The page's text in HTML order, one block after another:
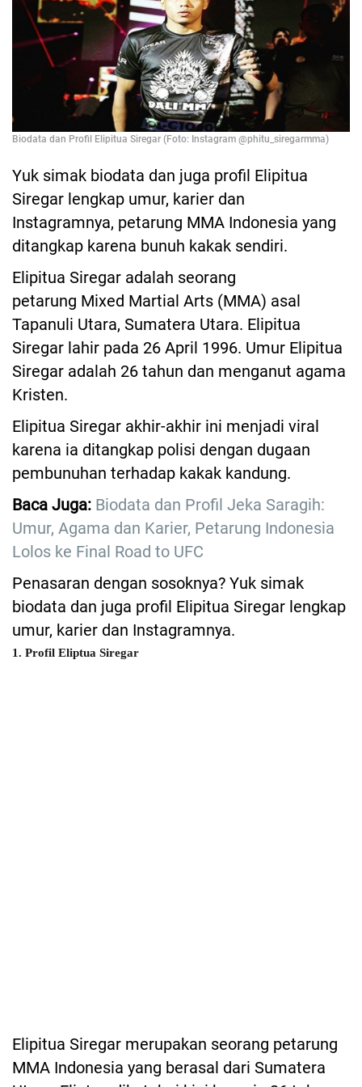
Biodata dan Profil Elipitua Siregar (Foto: Instagram @phitu_siregarmma)
Yuk simak biodata dan juga profil Elipitua
Siregar lengkap umur, karier dan
Instagramnya, petarung MMA Indonesia yang
ditangkap karena bunuh kakak sendiri.
Elipitua Siregar adalah seorang
petarung Mixed Martial Arts (MMA) asal
Tapanuli Utara, Sumatera Utara. Elipitua
Siregar lahir pada 26 April 1996. Umur Elipitua
Siregar adalah 26 tahun dan menganut agama
Kristen.
Elipitua Siregar akhir-akhir ini menjadi viral
karena ia ditangkap polisi dengan dugaan
pembunuhan terhadap kakak kandung.
Baca Juga: Biodata dan Profil Jeka Saragih:
Umur, Agama dan Karier, Petarung Indonesia
Lolos ke Final Road to UFC
Penasaran dengan sosoknya? Yuk simak
biodata dan juga profil Elipitua Siregar lengkap
umur, karier dan Instagramnya.
1. Profil Eliptua Siregar
Elipitua Siregar merupakan seorang petarung
MMA Indonesia yang berasal dari Sumatera